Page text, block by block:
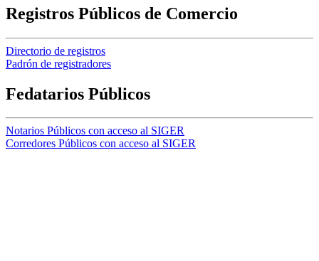
Registros Públicos de Comercio
Directorio de registros
Padrón de registradores
Fedatarios Públicos
Notarios Públicos con acceso al SIGER
Corredores Públicos con acceso al SIGER